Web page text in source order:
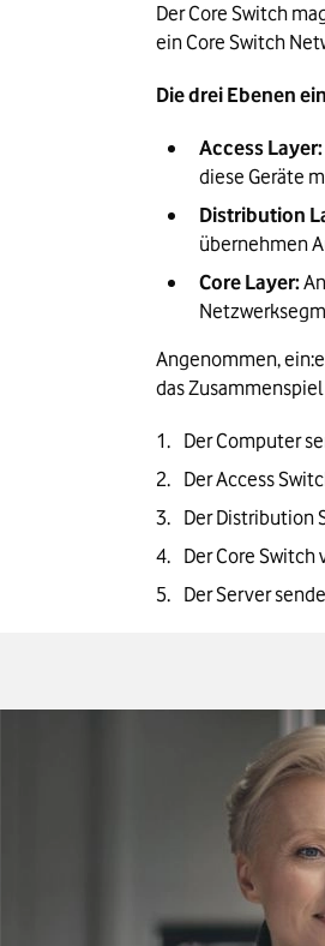
Der Core Switch
ein Core Switch
Die drei Ebenen
Access Layer:
diese Geräte
Distribution
übernehmen
Core Layer:
Angenommen,
das
Der Computer
Der Access
Der Distribution
Der Core
Der Server